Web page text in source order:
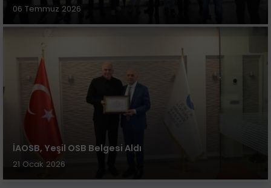
06 Temmuz 2026
İAOSB, Yeşil OSB Belgesi Aldı
21 Ocak 2026